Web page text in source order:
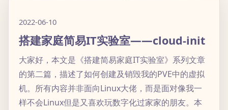
2022-06-10
搭建家庭简易IT实验室——cloud-init
大家好，本文是《搭建简易家庭IT实验室》系列文章
的第二篇，描述了如何创建及销毁我的PVE中的虚拟
机。所有内容并非面向Linux大佬，而是面对像我一
样不会Linux但是又喜欢玩数字化过家家的朋友。本